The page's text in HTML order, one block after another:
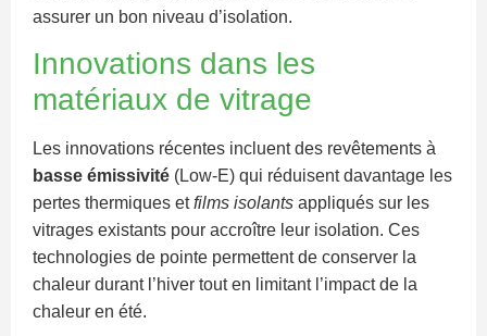
assurer un bon niveau d’isolation.
Innovations dans les
matériaux de vitrage
Les innovations récentes incluent des revêtements à
basse émissivité (Low-E) qui réduisent davantage les
pertes thermiques etfilms isolants appliqués sur les
vitrages existants pour accroître leur isolation. Ces
technologies de pointe permettent de conserver la
chaleur durant l’hiver tout en limitant l’impact de la
chaleur en été.